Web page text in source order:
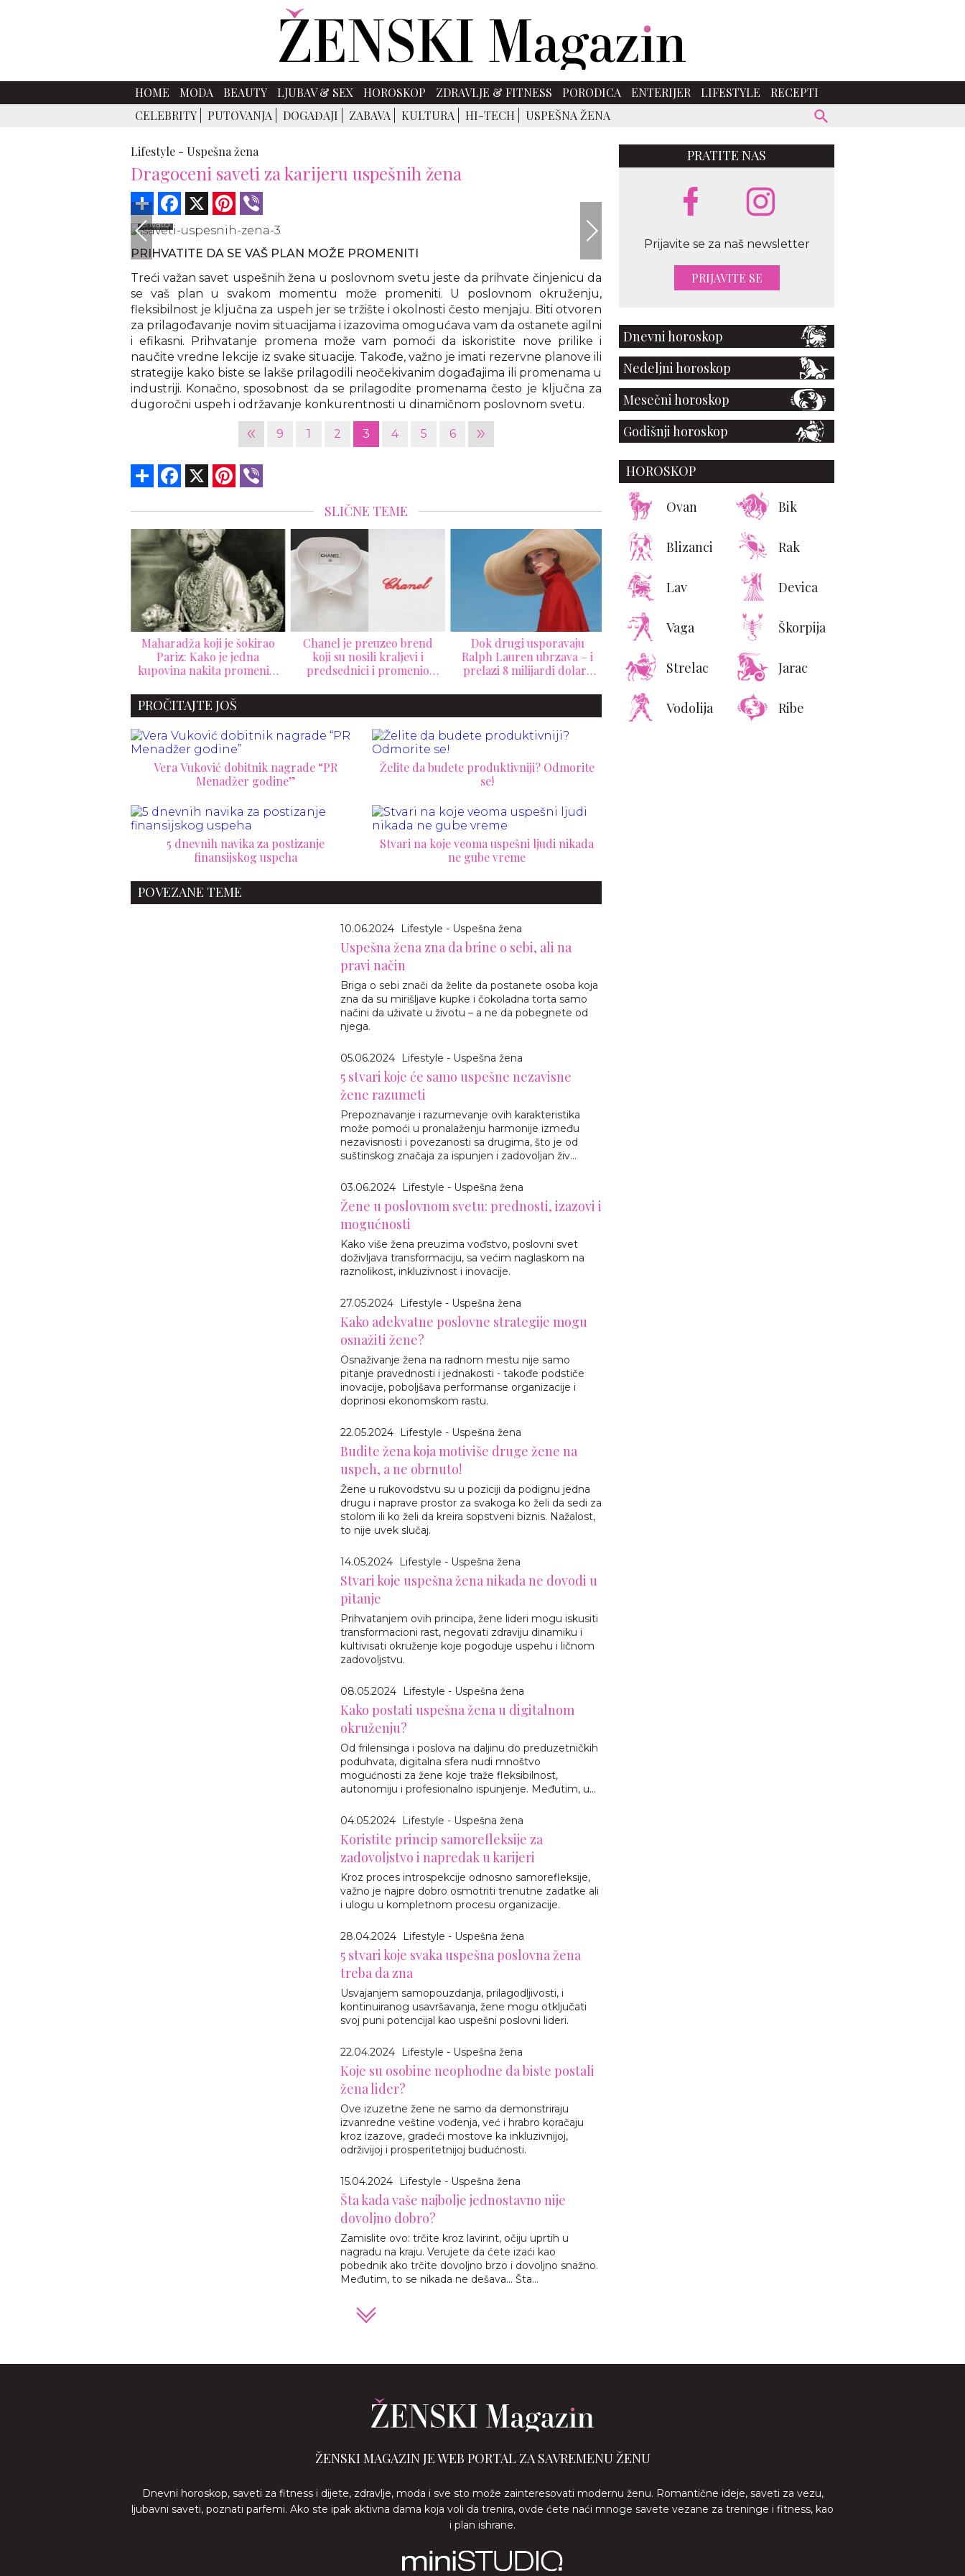
HOME MODA BEAUTY LJUBAV & SEX HOROSKOP ZDRAVLJE & FITNESS PORODICA ENTERIJER LIFESTYLE
RECEPTI
CELEBRITY
PUTOVANJA DOGAĐAJI ZABAVA KULTURA HI-TECH USPEŠNA ŽENA
Lifestyle - Uspešna žena
Dragoceni saveti za karijeru uspešnih žena
Share Facebook Pinterest
envato
PRIHVATITE DA SE VAŠ PLAN MOŽE PROMENITI
Treći važan savet uspešnih žena u poslovnom svetu jeste da prihvate činjenicu da
se vaš plan u svakom momentu može promeniti. U poslovnom okruženju,
fleksibilnost je ključna za uspeh jer se tržište i okolnosti često menjaju. Biti otvoren
za prilagođavanje novim situacijama i izazovima omogućava vam da ostanete agilni
i efikasni. Prihvatanje promena može vam pomoći da iskoristite nove prilike i
naučite vredne lekcije iz svake situacije. Takođe, važno je imati rezervne planove ili
strategije kako biste se lakše prilagodili neočekivanim događajima ili promenama u
industriji. Konačno, sposobnost da se prilagodite promenama često je ključna za
dugoročni uspeh i održavanje konkurentnosti u dinamičnom poslovnom svetu.
« 9 1 2 3 4 5 6 »
Share Facebook Pinterest
SLIČNE TEME
Maharadža koji je šokirao
Pariz: Kako je jedna
kupovina nakita promenila
Chanel je preuzeo brend
koji su nosili kraljevi i
predsednici i promenio
Dok drugi usporavaju
Ralph Lauren ubrzava – i
prelazi 8 milijardi dolara
Biografski film o Majklu
Džeksonu premašio
milijardu dolara zarade
PROČITAJTE JOŠ
Vera Vuković dobitnik nagrade “PR
Menadžer godine”
Želite da budete produktivniji? Odmorite
se!
5 dnevnih navika za postizanje
finansijskog uspeha
Stvari na koje veoma uspešni ljudi nikada
ne gube vreme
POVEZANE TEME
10.06.2024 Lifestyle - Uspešna žena
Uspešna žena zna da brine o sebi, ali na
pravi način
Briga o sebi znači da želite da postanete osoba koja
zna da su mirišljave kupke i čokoladna torta samo
načini da uživate u životu – a ne da pobegnete od
njega.
05.06.2024 Lifestyle - Uspešna žena
5 stvari koje će samo uspešne nezavisne
žene razumeti
Prepoznavanje i razumevanje ovih karakteristika
može pomoći u pronalaženju harmonije između
nezavisnosti i povezanosti sa drugima, što je od
suštinskog značaja za ispunjen i zadovoljan živ...
03.06.2024 Lifestyle - Uspešna žena
Žene u poslovnom svetu: prednosti, izazovi i
mogućnosti
Kako više žena preuzima vođstvo, poslovni svet
doživljava transformaciju, sa većim naglaskom na
raznolikost, inkluzivnost i inovacije.
27.05.2024 Lifestyle - Uspešna žena
Kako adekvatne poslovne strategije mogu
osnažiti žene?
Osnaživanje žena na radnom mestu nije samo
pitanje pravednosti i jednakosti - takođe podstiče
inovacije, poboljšava performanse organizacije i
doprinosi ekonomskom rastu.
22.05.2024 Lifestyle - Uspešna žena
Budite žena koja motiviše druge žene na
uspeh, a ne obrnuto!
Žene u rukovodstvu su u poziciji da podignu jedna
drugu i naprave prostor za svakoga ko želi da sedi za
stolom ili ko želi da kreira sopstveni biznis. Nažalost,
to nije uvek slučaj.
14.05.2024 Lifestyle - Uspešna žena
Stvari koje uspešna žena nikada ne dovodi u
pitanje
Prihvatanjem ovih principa, žene lideri mogu iskusiti
transformacioni rast, negovati zdraviju dinamiku i
kultivisati okruženje koje pogoduje uspehu i ličnom
zadovoljstvu.
08.05.2024 Lifestyle - Uspešna žena
Kako postati uspešna žena u digitalnom
okruženju?
Od frilensinga i poslova na daljinu do preduzetničkih
poduhvata, digitalna sfera nudi mnoštvo
mogućnosti za žene koje traže fleksibilnost,
autonomiju i profesionalno ispunjenje. Međutim, u...
04.05.2024 Lifestyle - Uspešna žena
Koristite princip samorefleksije za
zadovoljstvo i napredak u karijeri
Kroz proces introspekcije odnosno samorefleksije,
važno je najpre dobro osmotriti trenutne zadatke ali
i ulogu u kompletnom procesu organizacije.
28.04.2024 Lifestyle - Uspešna žena
5 stvari koje svaka uspešna poslovna žena
treba da zna
Usvajanjem samopouzdanja, prilagodljivosti, i
kontinuiranog usavršavanja, žene mogu otključati
svoj puni potencijal kao uspešni poslovni lideri.
22.04.2024 Lifestyle - Uspešna žena
Koje su osobine neophodne da biste postali
žena lider?
Ove izuzetne žene ne samo da demonstriraju
izvanredne veštine vođenja, već i hrabro koračaju
kroz izazove, gradeći mostove ka inkluzivnijoj,
održivijoj i prosperitetnijoj budućnosti.
15.04.2024 Lifestyle - Uspešna žena
Šta kada vaše najbolje jednostavno nije
dovoljno dobro?
Zamislite ovo: trčite kroz lavirint, očiju uprtih u
nagradu na kraju. Verujete da ćete izaći kao
pobednik ako trčite dovoljno brzo i dovoljno snažno.
Međutim, to se nikada ne dešava... Šta...
PRATITE NAS
Prijavite se za naš newsletter
PRIJAVITE SE
Dnevni horoskop
Nedeljni horoskop
Mesečni horoskop
Godišnji horoskop
HOROSKOP
Ovan Bik
Blizanci Rak
Lav Devica
Vaga Škorpija
Strelac Jarac
Vodolija Ribe
ŽENSKI MAGAZIN JE WEB PORTAL ZA SAVREMENU ŽENU
Dnevni horoskop, saveti za fitness i dijete, zdravlje, moda i sve sto može zainteresovati modernu ženu. Romantične ideje, saveti za vezu,
ljubavni saveti, poznati parfemi. Ako ste ipak aktivna dama koja voli da trenira, ovde ćete naći mnoge savete vezane za treninge i fitness, kao
i plan ishrane.